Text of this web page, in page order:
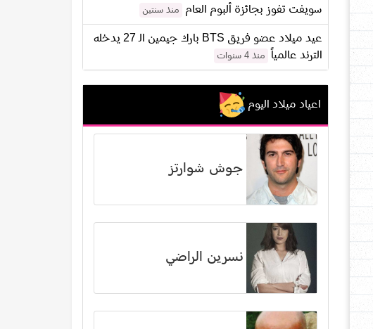
سويفت تفوز بجائزة ألبوم العام
منذ سنتين
عيد ميلاد عضو فريق BTS بارك جيمين الـ 27 يدخله
الترند عالمياً
منذ 4 سنوات
اعياد ميلاد اليوم
جوش شوارتز
نسرين الراضي